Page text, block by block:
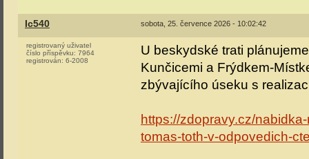
Ic540 sobota, 25. července 2026 - 10:02:42
registrovaný uživatel
číslo příspěvku: 7964
registrován: 6-2008
U beskydské trati
Kunčicemi a Frýdkem-
zbývajícího úseku s
https://zdopravy.cz/
tomas-toth-v-odpovedich-